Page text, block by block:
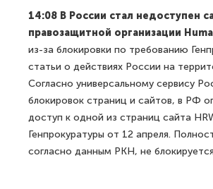
14:08 В России стал недоступен
правозащитной организации
из-за блокировки по требованию
статьи о действиях России на
Согласно универсальному сервису
блокировок страниц и сайтов, в РФ
доступ к одной из страниц сайта
Генпрокуратуры от 12 апреля.
согласно данным РКН, не